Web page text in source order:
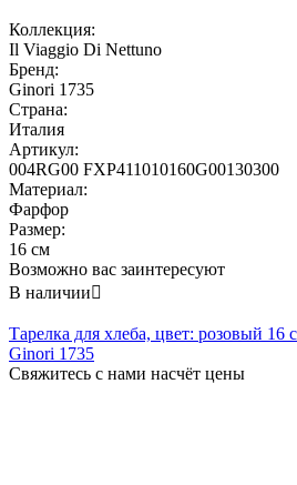
Коллекция:
Il Viaggio Di Nettuno
Бренд:
Ginori 1735
Страна:
Италия
Артикул:
004RG00 FXP411010160G00130300
Материал:
Фарфор
Размер:
16 см
Возможно вас заинтересуют
В наличии
Тарелка для хлеба, цвет: розовый
Ginori 1735
Свяжитесь с нами насчёт цены